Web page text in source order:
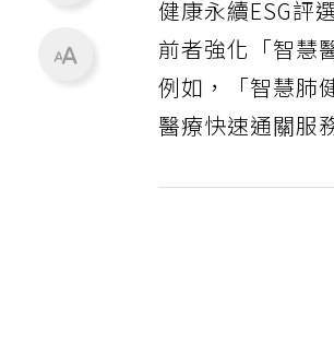
健康永續ESG評
前者強化「智慧
例如，「智慧肺
醫療快速通關服